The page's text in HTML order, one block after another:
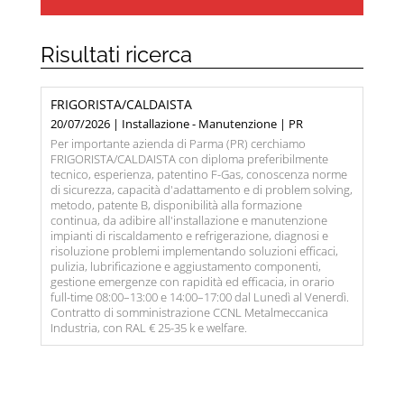
Risultati ricerca
FRIGORISTA/CALDAISTA
20/07/2026 | Installazione - Manutenzione | PR
Per importante azienda di Parma (PR) cerchiamo
FRIGORISTA/CALDAISTA con diploma preferibilmente
tecnico, esperienza, patentino F-Gas, conoscenza norme
di sicurezza, capacità d'adattamento e di problem solving,
metodo, patente B, disponibilità alla formazione
continua, da adibire all'installazione e manutenzione
impianti di riscaldamento e refrigerazione, diagnosi e
risoluzione problemi implementando soluzioni efficaci,
pulizia, lubrificazione e aggiustamento componenti,
gestione emergenze con rapidità ed efficacia, in orario
full-time 08:00–13:00 e 14:00–17:00 dal Lunedì al Venerdì.
Contratto di somministrazione CCNL Metalmeccanica
Industria, con RAL € 25-35 k e welfare.